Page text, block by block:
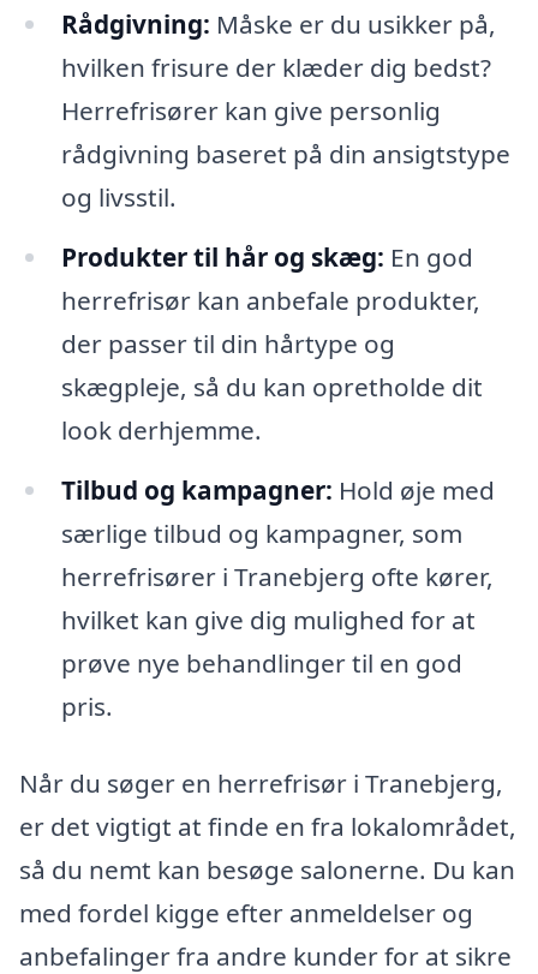
Rådgivning: Måske er du usikker på,
hvilken frisure der klæder dig bedst?
Herrefrisører kan give personlig
rådgivning baseret på din ansigtstype
og livsstil.
Produkter til hår og skæg: En god
herrefrisør kan anbefale produkter,
der passer til din hårtype og
skægpleje, så du kan opretholde dit
look derhjemme.
Tilbud og kampagner: Hold øje med
særlige tilbud og kampagner, som
herrefrisører i Tranebjerg ofte kører,
hvilket kan give dig mulighed for at
prøve nye behandlinger til en god
pris.
Når du søger en herrefrisør i Tranebjerg,
er det vigtigt at finde en fra lokalområdet,
så du nemt kan besøge salonerne. Du kan
med fordel kigge efter anmeldelser og
anbefalinger fra andre kunder for at sikre